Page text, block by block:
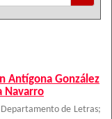
Antígona González
Navarro
de Letras;